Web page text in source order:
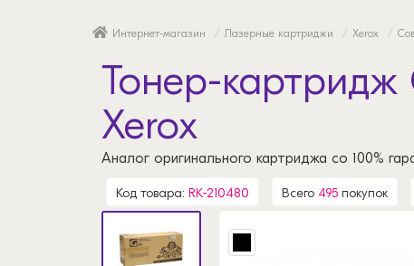
Интернет-магазин Лазерные картриджи Xerox
Тонер-картридж
Xerox
Аналог оригинального картриджа со 100%
Код товара: RK-210480 Всего 495 покупок